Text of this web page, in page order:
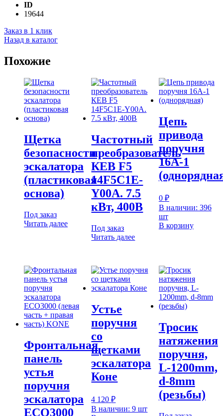
ID
19644
Заказ в 1 клик
Назад в каталог
Похожие
Щетка
безопасности
эскалатора
(пластиковая
основа)
Под заказ
Читать далее
Частотный
преобразователь
КЕВ F5
14F5C1E-
Y00A. 7.5
кВт, 400В
Под заказ
Читать далее
Цепь
привода
поручня
16A-1
0 ₽
В наличии: 396
шт
В корзину
Фронтальная
панель
устья
поручня
эскалатора
ECO3000
Устье
поручня
со
щетками
эскалатора
Коне
4 120₽
В наличии: 9 шт
Тросик
натяжения
поручня,
L-1200mm,
d-8mm
(резьбы)